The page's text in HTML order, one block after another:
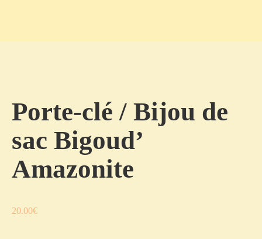
Porte-clé / Bijou de
sac Bigoud’
Amazonite
20.00€